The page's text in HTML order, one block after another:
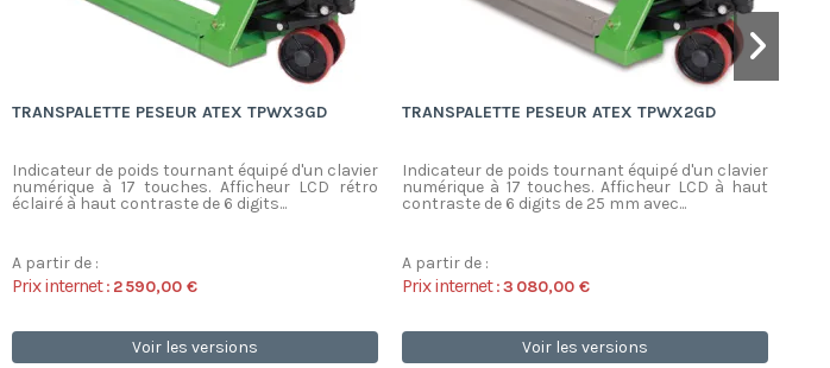
TRANSPALETTE PESEUR ATEX TPWX3GD
Indicateur de poids tournant équipé d'un clavier
numérique à 17 touches. Afficheur LCD rétro
éclairé à haut contraste de 6 digits...
A partir de :
Prix internet : 2 590,00 €
Voir les versions
TRANSPALETTE PESEUR ATEX TPWX2GD
Indicateur de poids tournant équipé d'un clavier
numérique à 17 touches. Afficheur LCD à haut
contraste de 6 digits de 25 mm avec...
A partir de :
Prix internet :3 080,00 €
Voir les versions